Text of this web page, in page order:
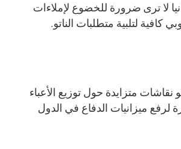
لا ترى ضرورة للخضوع لإملاءات
لتلبية متطلبات الناتو.
نقاشات متزايدة حول توزيع الأعباء
ميزانيات الدفاع في الدول